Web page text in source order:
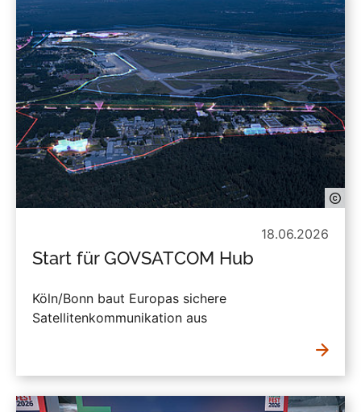
18.06.2026
Start für GOVSATCOM Hub
Köln/Bonn baut Europas sichere
Satellitenkommunikation aus